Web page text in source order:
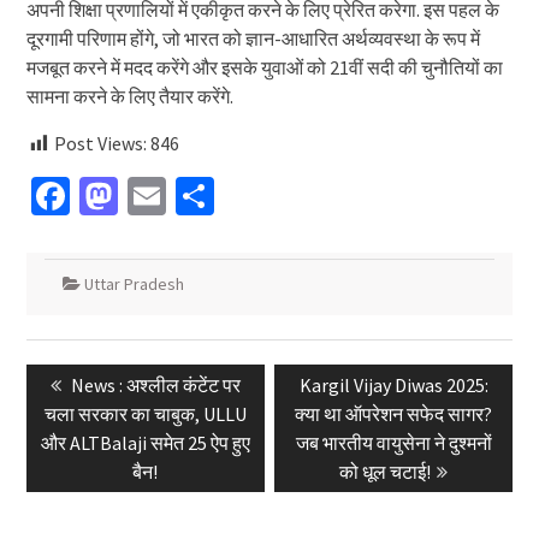
अपनी शिक्षा प्रणालियों में एकीकृत करने के लिए प्रेरित करेगा. इस पहल के
दूरगामी परिणाम होंगे, जो भारत को ज्ञान-आधारित अर्थव्यवस्था के रूप में
मजबूत करने में मदद करेंगे और इसके युवाओं को 21वीं सदी की चुनौतियों का
सामना करने के लिए तैयार करेंगे.
Post Views: 846
Facebook
Mastodon
EmailShare
Uttar Pradesh
navigation
Previous
post:
News : अश्लील कंटेंट पर
चला सरकार का चाबुक, ULLU
और ALTBalaji समेत 25 ऐप हुए
बैन!
Next
post:
Kargil Vijay Diwas 2025:
क्या था ऑपरेशन सफेद सागर?
जब भारतीय वायुसेना ने दुश्मनों
को धूल चटाई!